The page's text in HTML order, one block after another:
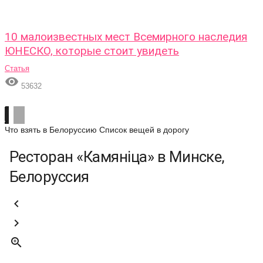
10 малоизвестных мест Всемирного наследия
ЮНЕСКО, которые стоит увидеть
Статья
 53632
Что взять в Белоруссию Список вещей в дорогу
Ресторан «Камянiца» в Минске,
Белоруссия


